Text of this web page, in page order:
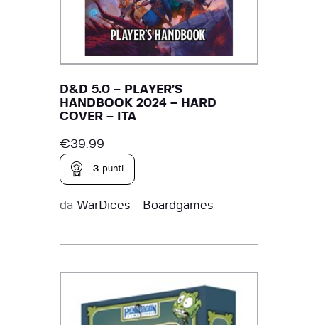
D&D 5.0 – PLAYER’S
HANDBOOK 2024 – HARD
COVER – ITA
€39.99
3 punti
da WarDices - Boardgames